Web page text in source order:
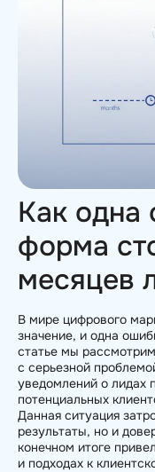
Как одна
форма
месяцев
В мире цифрового
значение, и одна
статье мы
с серьезной
уведомлений о лидах
потенциальных
Данная ситуация
результаты, но и
конечном итоге
и подходах к